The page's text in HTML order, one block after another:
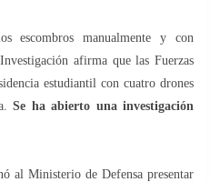
escombros manualmente y con
afirma que las Fuerzas
estudiantil con cuatro drones
Se ha abierto una investigación
al Ministerio de Defensa presentar